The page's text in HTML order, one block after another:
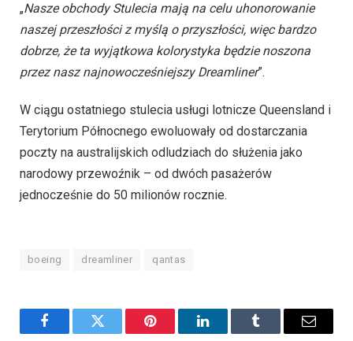
„Nasze obchody Stulecia mają na celu uhonorowanie
naszej przeszłości z myślą o przyszłości, więc bardzo
dobrze, że ta wyjątkowa kolorystyka będzie noszona
przez nasz najnowocześniejszy Dreamliner”.
W ciągu ostatniego stulecia usługi lotnicze Queensland i
Terytorium Północnego ewoluowały od dostarczania
poczty na australijskich odludziach do służenia jako
narodowy przewoźnik – od dwóch pasażerów
jednocześnie do 50 milionów rocznie.
boeing dreamliner qantas
FacebookTwitter Pinterest LinkedInTumblr Email